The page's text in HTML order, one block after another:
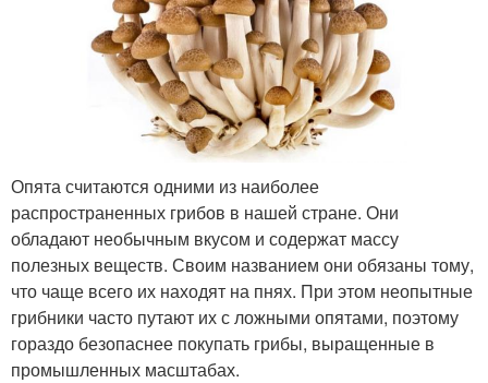
Опята считаются одними из наиболее
распространенных грибов в нашей стране. Они
обладают необычным вкусом и содержат массу
полезных веществ. Своим названием они обязаны тому,
что чаще всего их находят на пнях. При этом неопытные
грибники часто путают их с ложными опятами, поэтому
гораздо безопаснее покупать грибы, выращенные в
промышленных масштабах.